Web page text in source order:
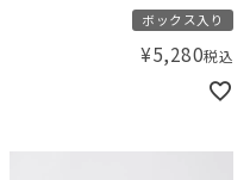
ボックス入り
¥5,280税込